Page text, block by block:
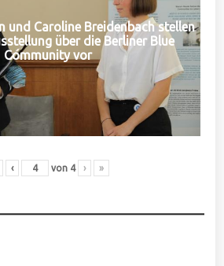
und Caroline Breidenbach stellen
über die Berliner Blue
Community vor
‹ von 4 › »